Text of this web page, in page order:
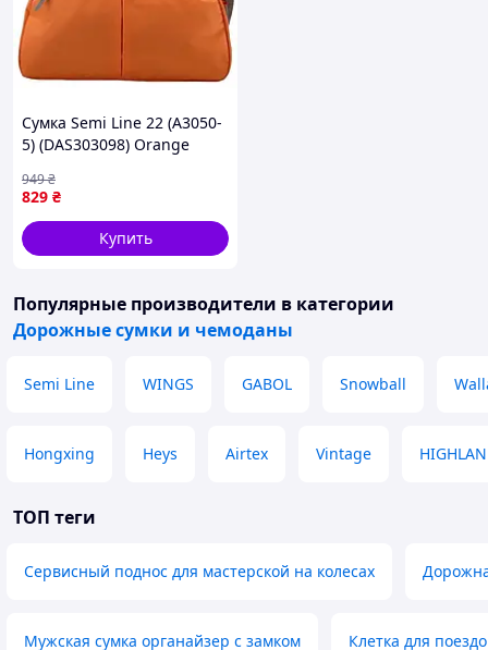
Сумка Semi Line 22 (A3050-
5) (DAS303098) Orange
829 ₴
949₴
Купить
Популярные производители в категории
Дорожные сумки и чемоданы
Semi Line WINGS GABOL Snowball
Hongxing Heys Airtex Vintage
ТОП теги
Сервисный поднос для мастерской на колесах
Мужская сумка органайзер с замком Клетка для